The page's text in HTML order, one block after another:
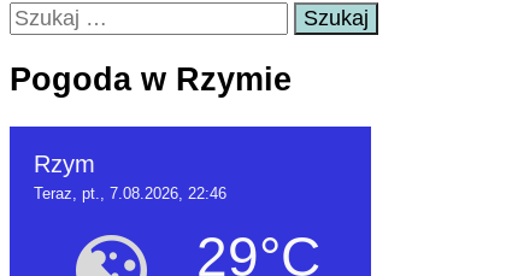
Szukaj:
Pogoda w Rzymie